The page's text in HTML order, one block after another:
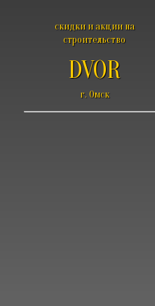
скидки и акции на
строительство
DVOR
г. Омск